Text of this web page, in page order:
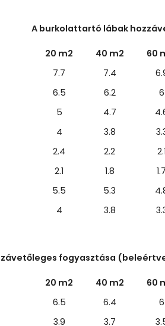
A burkolattartó lábak
20 m2 40 m2 60
7.7 7.4
6.5 6.2 6
5 4.7
4 3.8
2.4 2.2 2.1
2.1 1.8 1.7
5.5 5.3
4 3.8
fogyasztása
20 m2 40 m2 60
6.5 6.4 6
3.9 3.7